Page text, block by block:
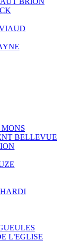
BELLEVUE
L'EGLISE